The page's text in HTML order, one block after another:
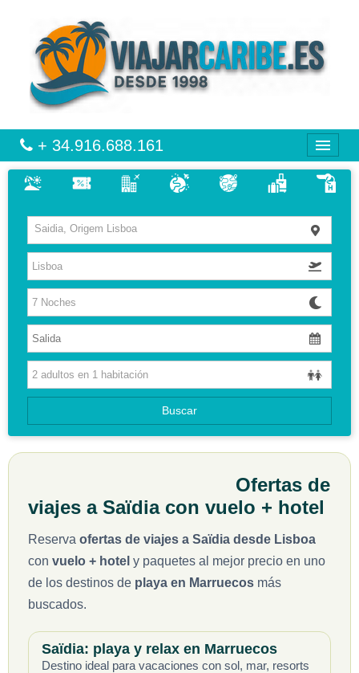
+ 34.916.688.161
VIAJES
VUELO + HOTEL
MULTIDESTINOS
CIRCUITOS
HOTELES
GUIAS DE VIAJES
Saidia, Origem Lisboa
Buscar
Ofertas de
viajes a Saïdia con vuelo + hotel
Reserva ofertas de viajes a Saïdia desde Lisboa
con vuelo + hotel y paquetes al mejor precio en uno
de los destinos de playa en Marruecos más
buscados.
Saïdia: playa y relax en Marruecos
Destino ideal para vacaciones con sol, mar, resorts